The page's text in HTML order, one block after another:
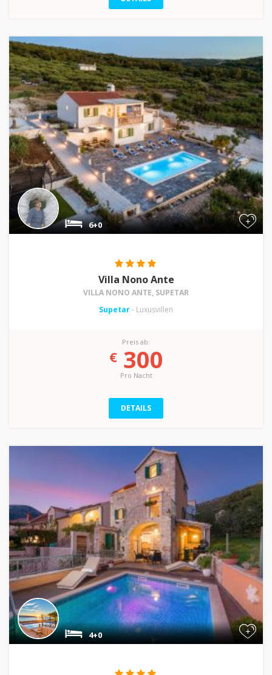
+
6+0
Villa Nono Ante
VILLA NONO ANTE, SUPETAR
Supetar- Luxusvillen
Preis ab:
€300
Pro Nacht
DETAILS
+
4+0